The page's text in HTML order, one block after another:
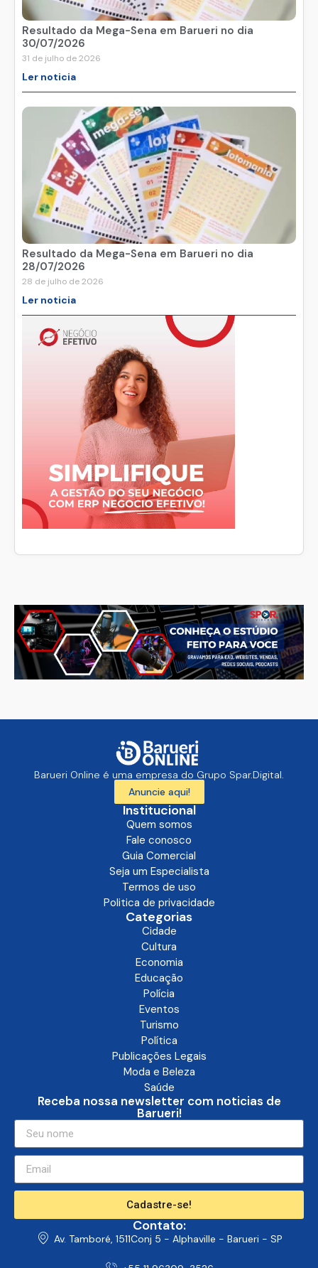
Resultado da Mega-Sena em Barueri no dia
30/07/2026
31 de julho de 2026
Ler noticia
Resultado da Mega-Sena em Barueri no dia
28/07/2026
28 de julho de 2026
Ler noticia
Barueri Online é uma empresa do Grupo Spar.Digital.
Anuncie aqui!
Institucional
Quem somos
Fale conosco
Guia Comercial
Seja um Especialista
Termos de uso
Politica de privacidade
Categorias
Cidade
Cultura
Economia
Educação
Polícia
Eventos
Turismo
Política
Publicações Legais
Moda e Beleza
Saúde
Receba nossa newsletter com noticias de
Barueri!
Cadastre-se!
Contato:
Av. Tamboré, 1511Conj 5 - Alphaville - Barueri - SP